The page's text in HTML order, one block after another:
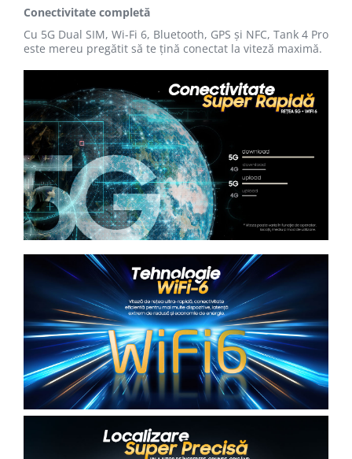
Conectivitate completă
Cu 5G Dual SIM, Wi-Fi 6, Bluetooth, GPS și NFC, Tank 4 Pro
este mereu pregătit să te țină conectat la viteză maximă.